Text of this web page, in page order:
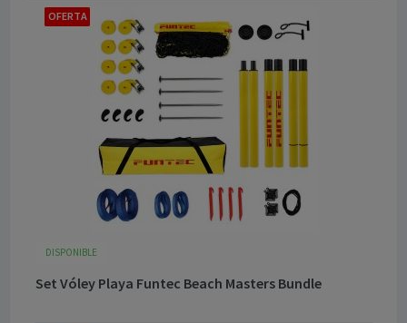
OFERTA
DISPONIBLE
Set Vóley Playa Funtec Beach Masters Bundle